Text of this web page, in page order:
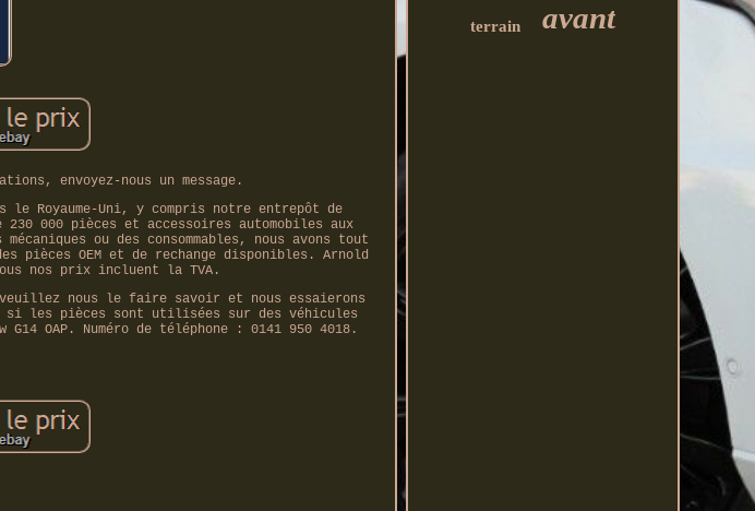
envoyez-nous un message.
le Royaume-Uni, y compris notre entrepôt de
000 pièces et accessoires automobiles aux
ou des consommables, nous avons tout
pièces OEM et de rechange disponibles. Arnold
nos prix incluent la TVA.
nous le faire savoir et nous essaierons
si les pièces sont utilisées sur des véhicules
OAP. Numéro de téléphone : 0141 950 4018.
terrain avant